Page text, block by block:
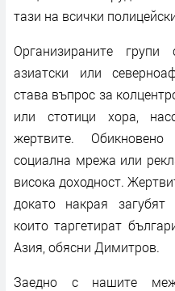
тази на всички
Организираните
азиатски или
става въпрос за
или стотици хора,
жертвите.
социална мрежа или
висока доходност.
докато накрая загубят
които таргетират
Азия, обясни Димитров.
Заедно с нашите